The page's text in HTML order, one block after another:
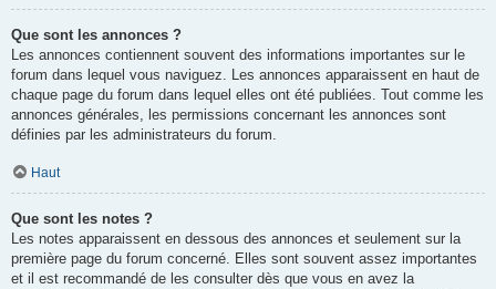
Que sont les annonces ?
Les annonces contiennent souvent des informations importantes sur le
forum dans lequel vous naviguez. Les annonces apparaissent en haut de
chaque page du forum dans lequel elles ont été publiées. Tout comme les
annonces générales, les permissions concernant les annonces sont
définies par les administrateurs du forum.
Haut
Que sont les notes ?
Les notes apparaissent en dessous des annonces et seulement sur la
première page du forum concerné. Elles sont souvent assez importantes
et il est recommandé de les consulter dès que vous en avez la